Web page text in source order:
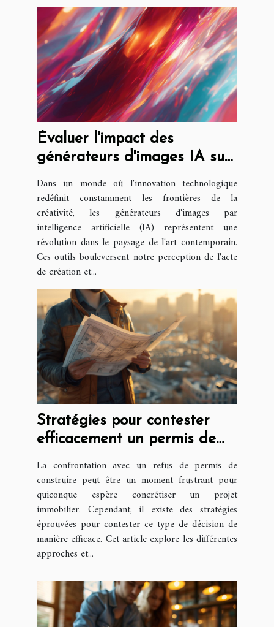
Évaluer l'impact des
générateurs d'images IA sur
Dans un monde où l'innovation technologique
redéfinit constamment les frontières de la
créativité, les générateurs d'images par
intelligence artificielle (IA) représentent une
révolution dans le paysage de l'art contemporain.
Ces outils bouleversent notre perception de l'acte
de création et...
Stratégies pour contester
efficacement un permis de
La confrontation avec un refus de permis de
construire peut être un moment frustrant pour
quiconque espère concrétiser un projet
immobilier. Cependant, il existe des stratégies
éprouvées pour contester ce type de décision de
manière efficace. Cet article explore les différentes
approches et...